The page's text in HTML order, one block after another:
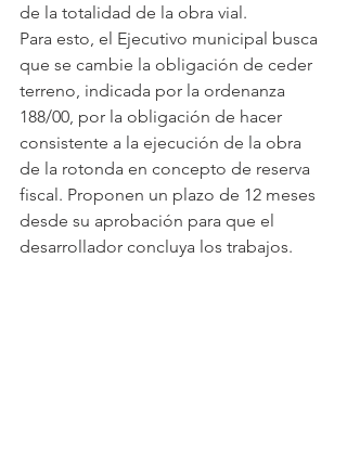
de la totalidad de la obra vial.
Para esto, el Ejecutivo municipal busca
que se cambie la obligación de ceder
terreno, indicada por la ordenanza
188/00, por la obligación de hacer
consistente a la ejecución de la obra
de la rotonda en concepto de reserva
fiscal. Proponen un plazo de 12 meses
desde su aprobación para que el
desarrollador concluya los trabajos.